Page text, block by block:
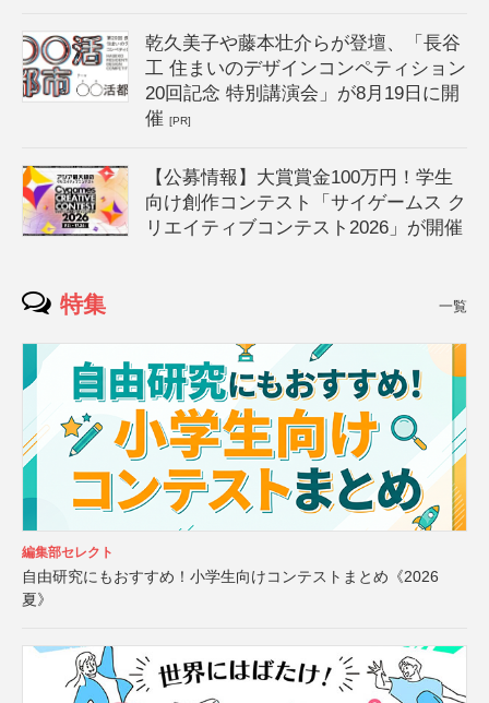
乾久美子や藤本壮介らが登壇、「長谷
工 住まいのデザインコンペティション
20回記念 特別講演会」が8月19日に開
催[PR]
【公募情報】大賞賞金100万円！学生
向け創作コンテスト「サイゲームス ク
リエイティブコンテスト2026」が開催
特集 一覧
編集部セレクト
自由研究にもおすすめ！小学生向けコンテストまとめ《2026
夏》